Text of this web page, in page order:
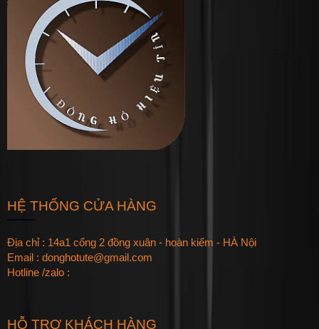
HỆ THỐNG CỬA HÀNG
Địa chỉ : 14a1 cổng 2 đồng xuân - hoàn kiếm - HÀ Nội
Email : donghotute@gmail.com
Hotline /zalo :
HỖ TRỢ KHÁCH HÀNG